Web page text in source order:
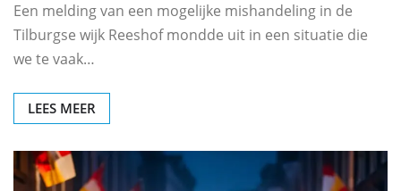
Een melding van een mogelijke mishandeling in de
Tilburgse wijk Reeshof mondde uit in een situatie die
we te vaak…
LEES MEER